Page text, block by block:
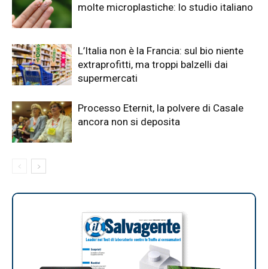
molte microplastiche: lo studio italiano
L’Italia non è la Francia: sul bio niente
extraprofitti, ma troppi balzelli dai
supermercati
Processo Eternit, la polvere di Casale
ancora non si deposita